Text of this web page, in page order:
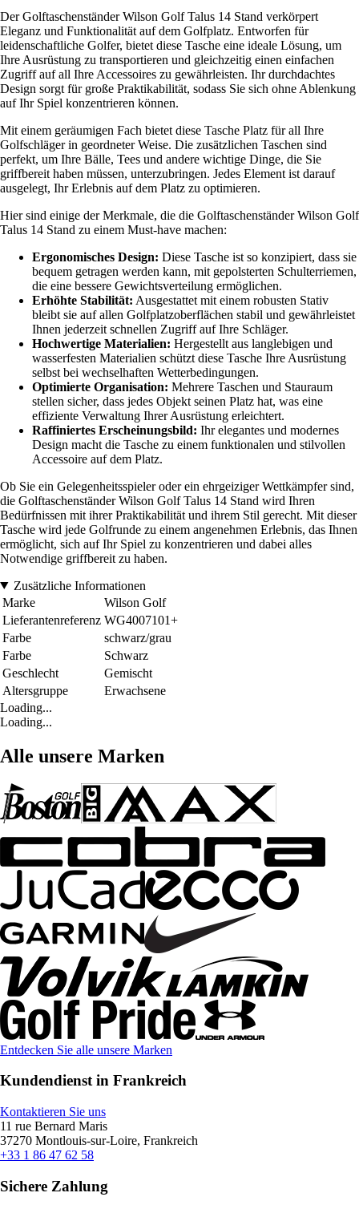
Der Golftaschenständer Wilson Golf Talus 14 Stand verkörpert
Eleganz und Funktionalität auf dem Golfplatz. Entworfen für
leidenschaftliche Golfer, bietet diese Tasche eine ideale Lösung, um
Ihre Ausrüstung zu transportieren und gleichzeitig einen einfachen
Zugriff auf all Ihre Accessoires zu gewährleisten. Ihr durchdachtes
Design sorgt für große Praktikabilität, sodass Sie sich ohne Ablenkung
auf Ihr Spiel konzentrieren können.
Mit einem geräumigen Fach bietet diese Tasche Platz für all Ihre
Golfschläger in geordneter Weise. Die zusätzlichen Taschen sind
perfekt, um Ihre Bälle, Tees und andere wichtige Dinge, die Sie
griffbereit haben müssen, unterzubringen. Jedes Element ist darauf
ausgelegt, Ihr Erlebnis auf dem Platz zu optimieren.
Hier sind einige der Merkmale, die die Golftaschenständer Wilson Golf
Talus 14 Stand zu einem Must-have machen:
Ergonomisches Design: Diese Tasche ist so konzipiert, dass sie
bequem getragen werden kann, mit gepolsterten Schulterriemen,
die eine bessere Gewichtsverteilung ermöglichen.
Erhöhte Stabilität: Ausgestattet mit einem robusten Stativ
bleibt sie auf allen Golfplatzoberflächen stabil und gewährleistet
Ihnen jederzeit schnellen Zugriff auf Ihre Schläger.
Hochwertige Materialien: Hergestellt aus langlebigen und
wasserfesten Materialien schützt diese Tasche Ihre Ausrüstung
selbst bei wechselhaften Wetterbedingungen.
Optimierte Organisation: Mehrere Taschen und Stauraum
stellen sicher, dass jedes Objekt seinen Platz hat, was eine
effiziente Verwaltung Ihrer Ausrüstung erleichtert.
Raffiniertes Erscheinungsbild: Ihr elegantes und modernes
Design macht die Tasche zu einem funktionalen und stilvollen
Accessoire auf dem Platz.
Ob Sie ein Gelegenheitsspieler oder ein ehrgeiziger Wettkämpfer sind,
die Golftaschenständer Wilson Golf Talus 14 Stand wird Ihren
Bedürfnissen mit ihrer Praktikabilität und ihrem Stil gerecht. Mit dieser
Tasche wird jede Golfrunde zu einem angenehmen Erlebnis, das Ihnen
ermöglicht, sich auf Ihr Spiel zu konzentrieren und dabei alles
Notwendige griffbereit zu haben.
Zusätzliche Informationen
Marke
Wilson Golf
Lieferantenreferenz WG4007101+
Farbe
schwarz/grau
Farbe
Schwarz
Geschlecht
Gemischt
Altersgruppe
Erwachsene
Loading...
Loading...
Alle unsere Marken
Entdecken Sie alle unsere Marken
Kundendienst in Frankreich
Kontaktieren Sie uns
11 rue Bernard Maris
37270 Montlouis-sur-Loire, Frankreich
+33 1 86 47 62 58
Sichere Zahlung